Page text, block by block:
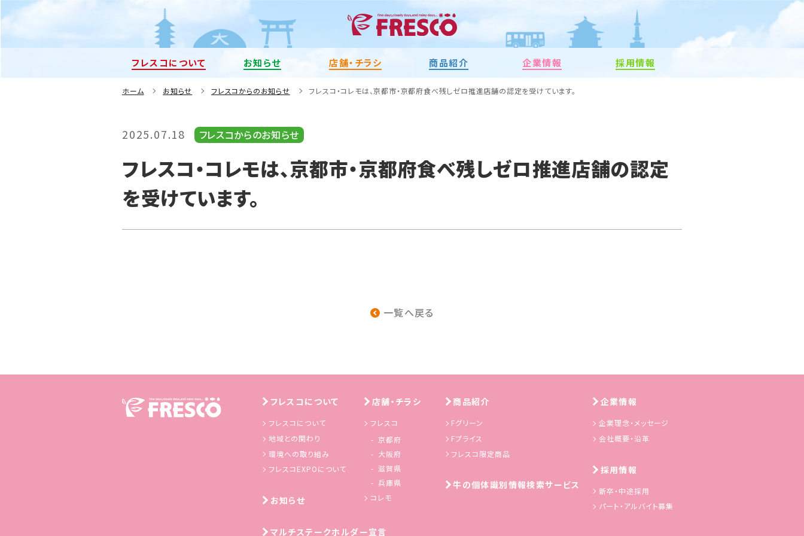
フレスコについて お知らせ 店舗・チラシ 商品紹介 企業情報 採用情報
ホーム お知らせ フレスコからのお知らせ フレスコ・コレモは、京都市・京都府食べ残しゼロ推進店舗の認定を受けています。
2025.07.18 フレスコからのお知らせ
フレスコ・コレモは、京都市・京都府食べ残しゼロ推進店舗の認定
を受けています。
一覧へ戻る
フレスコについて
フレスコについて
地域との関わり
環境への取り組み
フレスコEXPOについて
お知らせ
マルチステークホルダー宣言
店舗・チラシ
フレスコ
京都府
大阪府
滋賀県
兵庫県
コレモ
商品紹介
Fグリーン
Fプライス
フレスコ限定商品
牛の個体識別情報検索サービス
企業情報
企業理念・メッセージ
会社概要・沿革
採用情報
新卒・中途採用
パート・アルバイト募集